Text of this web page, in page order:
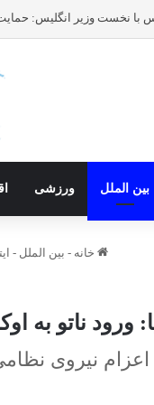
بین الملل ورزشی
خانه - بین الملل -
ورود ناتو
اعزام نیروی